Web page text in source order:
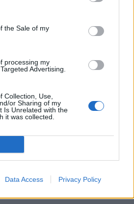
the Sale of my
processing my
Advertising.
Collection, Use,
or Sharing of my
Is Unrelated with the
it was collected.
Data Access Privacy Policy